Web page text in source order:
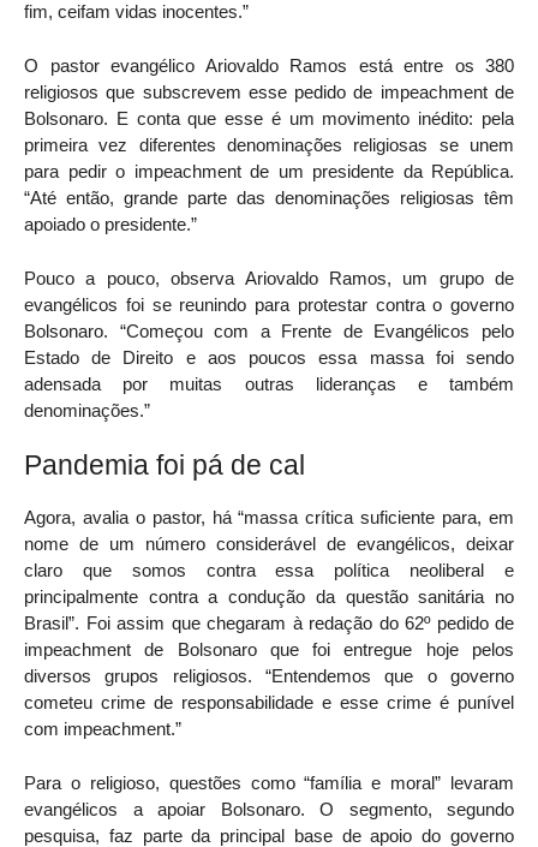
fim, ceifam vidas inocentes.”
O pastor evangélico Ariovaldo Ramos está entre os 380
religiosos que subscrevem esse pedido de impeachment de
Bolsonaro. E conta que esse é um movimento inédito: pela
primeira vez diferentes denominações religiosas se unem
para pedir o impeachment de um presidente da República.
“Até então, grande parte das denominações religiosas têm
apoiado o presidente.”
Pouco a pouco, observa Ariovaldo Ramos, um grupo de
evangélicos foi se reunindo para protestar contra o governo
Bolsonaro. “Começou com a Frente de Evangélicos pelo
Estado de Direito e aos poucos essa massa foi sendo
adensada por muitas outras lideranças e também
denominações.”
Pandemia foi pá de cal
Agora, avalia o pastor, há “massa crítica suficiente para, em
nome de um número considerável de evangélicos, deixar
claro que somos contra essa política neoliberal e
principalmente contra a condução da questão sanitária no
Brasil”. Foi assim que chegaram à redação do 62º pedido de
impeachment de Bolsonaro que foi entregue hoje pelos
diversos grupos religiosos. “Entendemos que o governo
cometeu crime de responsabilidade e esse crime é punível
com impeachment.”
Para o religioso, questões como “família e moral” levaram
evangélicos a apoiar Bolsonaro. O segmento, segundo
pesquisa, faz parte da principal base de apoio do governo